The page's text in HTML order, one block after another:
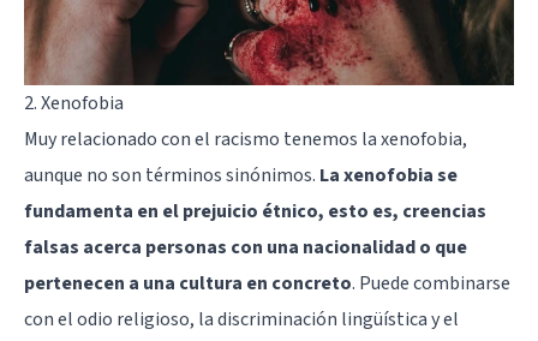
2. Xenofobia
Muy relacionado con el racismo tenemos la xenofobia,
aunque no son términos sinónimos. La xenofobia se
fundamenta en el prejuicio étnico, esto es, creencias
falsas acerca personas con una nacionalidad o que
pertenecen a una cultura en concreto. Puede combinarse
con el odio religioso, la discriminación lingüística y el